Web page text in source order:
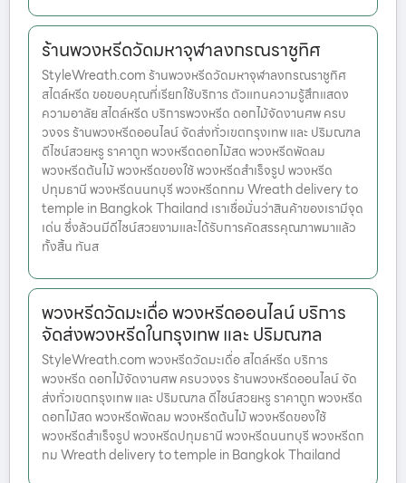
ร้านพวงหรีดวัดมหาจุฬาลงกรณราชูทิศ
StyleWreath.com ร้านพวงหรีดวัดมหาจุฬาลงกรณราชูทิศ
สไตล์หรีด ขอขอบคุณที่เรียกใช้บริการ ตัวแทนความรู้สึกแสดง
ความอาลัย สไตล์หรีด บริการพวงหรีด ดอกไม้จัดงานศพ ครบ
วงจร ร้านพวงหรีดออนไลน์ จัดส่งทั่วเขตกรุงเทพ และ ปริมณฑล
ดีไซน์สวยหรู ราคาถูก พวงหรีดดอกไม้สด พวงหรีดพัดลม
พวงหรีดต้นไม้ พวงหรีดของใช้ พวงหรีดสำเร็จรูป พวงหรีด
ปทุมธานี พวงหรีดนนทบุรี พวงหรีดกทม Wreath delivery to
temple in Bangkok Thailand เราเชื่อมั่นว่าสินค้าของเรามีจุด
เด่น ซึ่งล้วนมีดีไซน์สวยงามและได้รับการคัดสรรคุณภาพมาแล้ว
ทั้งสิ้น ทันส
พวงหรีดวัดมะเดื่อ พวงหรีดออนไลน์ บริการ
จัดส่งพวงหรีดในกรุงเทพ และ ปริมณฑล
StyleWreath.com พวงหรีดวัดมะเดื่อ สไตล์หรีด บริการ
พวงหรีด ดอกไม้จัดงานศพ ครบวงจร ร้านพวงหรีดออนไลน์ จัด
ส่งทั่วเขตกรุงเทพ และ ปริมณฑล ดีไซน์สวยหรู ราคาถูก พวงหรีด
ดอกไม้สด พวงหรีดพัดลม พวงหรีดต้นไม้ พวงหรีดของใช้
พวงหรีดสำเร็จรูป พวงหรีดปทุมธานี พวงหรีดนนทบุรี พวงหรีดก
ทม Wreath delivery to temple in Bangkok Thailand